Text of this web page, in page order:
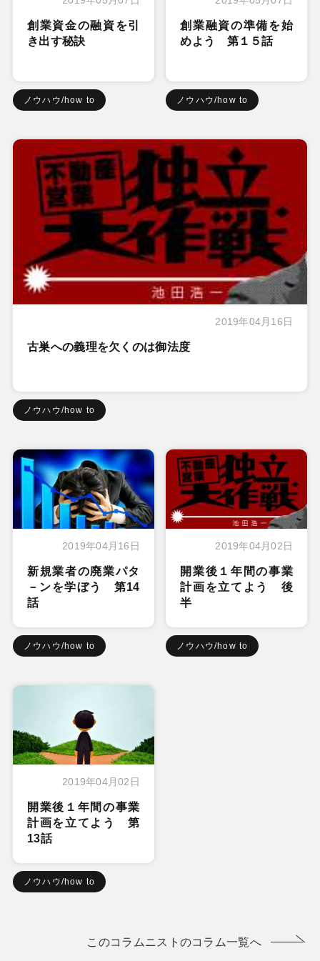
創業資金の融資を引
き出す秘訣
ノウハウ/how to
創業融資の準備を始
めよう 第１５話
ノウハウ/how to
2019年04月16日
古巣への義理を欠くのは御法度
ノウハウ/how to
2019年04月16日
新規業者の廃業パタ
－ンを学ぼう 第14
話
ノウハウ/how to
2019年04月02日
開業後１年間の事業
計画を立てよう 後
半
ノウハウ/how to
2019年04月02日
開業後１年間の事業
計画を立てよう 第
13話
ノウハウ/how to
このコラムニストのコラム一覧へ